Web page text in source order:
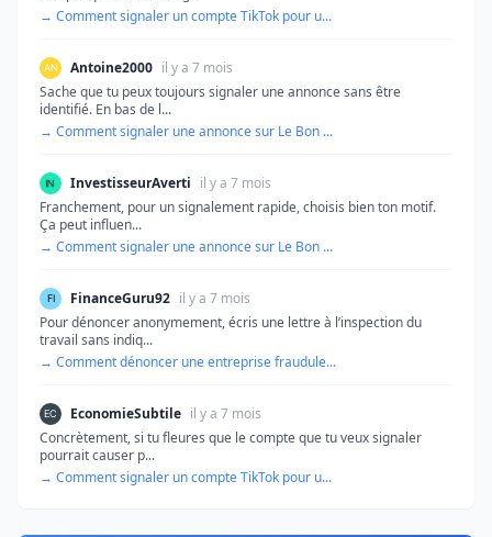
→ Comment signaler un compte TikTok pour u...
Antoine2000 il y a 7 mois
Sache que tu peux toujours signaler une annonce sans être
identifié. En bas de l...
→ Comment signaler une annonce sur Le Bon ...
InvestisseurAverti il y a 7 mois
Franchement, pour un signalement rapide, choisis bien ton motif.
Ça peut influen...
→ Comment signaler une annonce sur Le Bon ...
FinanceGuru92 il y a 7 mois
Pour dénoncer anonymement, écris une lettre à l’inspection du
travail sans indiq...
→ Comment dénoncer une entreprise fraudule...
EconomieSubtile il y a 7 mois
Concrètement, si tu fleures que le compte que tu veux signaler
pourrait causer p...
→ Comment signaler un compte TikTok pour u...